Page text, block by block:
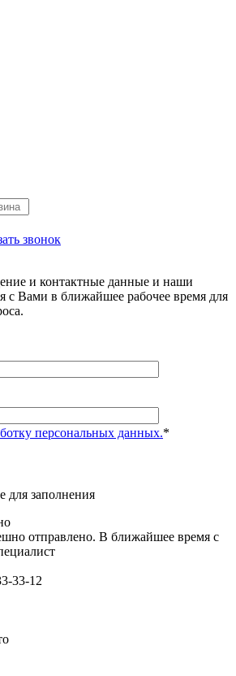
звонок
и контактные данные и наши
с Вами в ближайшее рабочее время для
персональных данных.*
для заполнения
отправлено. В ближайшее время с
33-12